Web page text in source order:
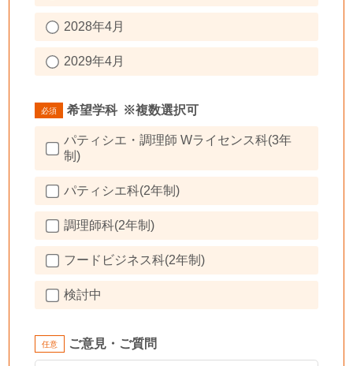
2028年4月
2029年4月
希望学科 ※複数選択可
パティシエ・調理師 Wライセンス科(3年
制)
パティシエ科(2年制)
調理師科(2年制)
フードビジネス科(2年制)
検討中
ご意見・ご質問